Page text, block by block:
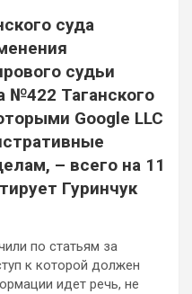
суда
судьи
№422 Таганского
Google LLC
– всего на 11
Гуринчук
по статьям за
к которой должен
идет речь, не